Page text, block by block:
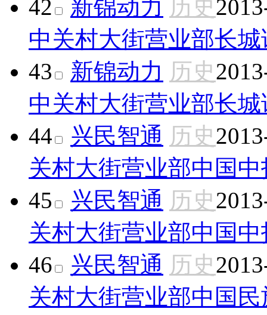
42 新锦动力 历史
中关村大街营业部长城
43
新锦动力 历史
中关村大街营业部长城
44
兴民智通 历史
关村大街营业部中国
45
兴民智通 历史
关村大街营业部中国
46
兴民智通 历史
关村大街营业部中国